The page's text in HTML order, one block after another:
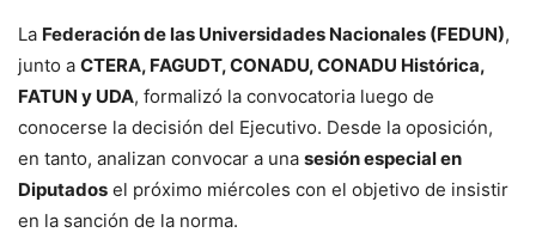
La Federación de las Universidades Nacionales (FEDUN),
junto a CTERA, FAGUDT, CONADU, CONADU Histórica,
FATUN y UDA, formalizó la convocatoria luego de
conocerse la decisión del Ejecutivo. Desde la oposición,
en tanto, analizan convocar a una sesión especial en
Diputados el próximo miércoles con el objetivo de insistir
en la sanción de la norma.